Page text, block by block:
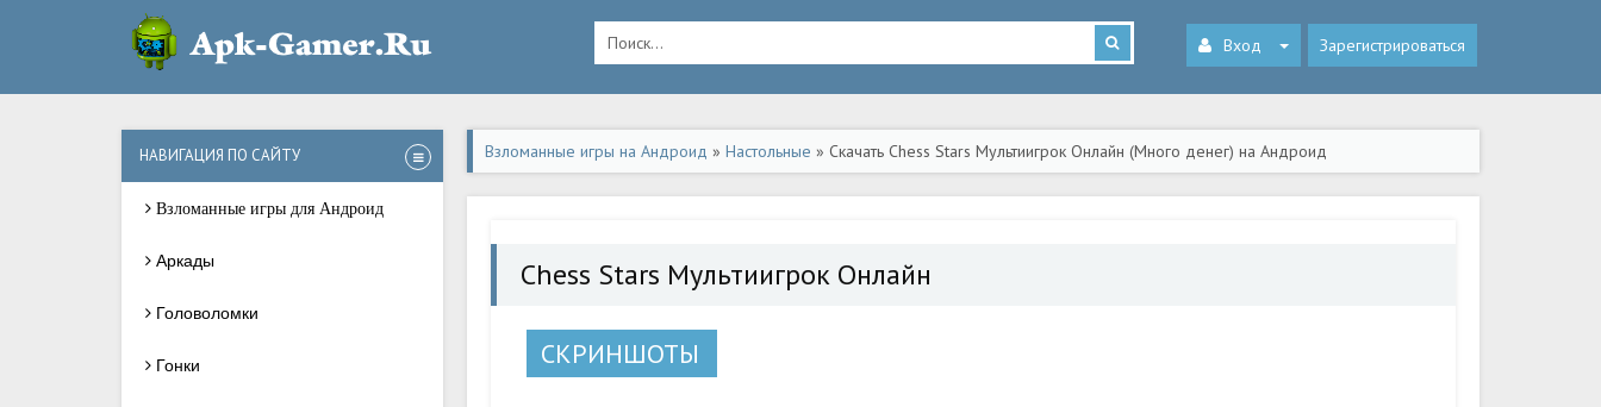
Вход Зарегистрироваться
НАВИГАЦИЯ ПО САЙТУ
Взломанные игры для Андроид
Аркады
Головоломки
Гонки
Взломанные игры на Андроид » Настольные » Скачать Chess Stars Мультиигрок Онлайн (Много денег) на Андроид
Chess Stars Мультиигрок Онлайн
СКРИНШОТЫ